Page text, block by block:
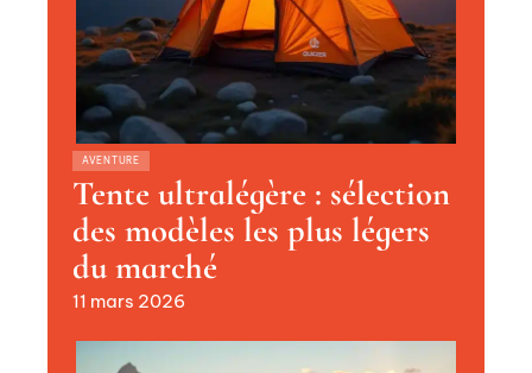
AVENTURE
Tente ultralégère : sélection
des modèles les plus légers
du marché
11 mars 2026